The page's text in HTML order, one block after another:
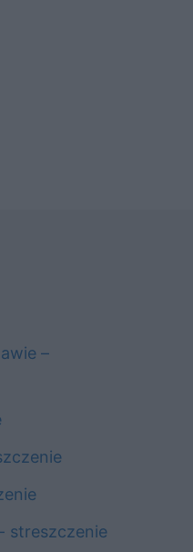
–
streszczenie